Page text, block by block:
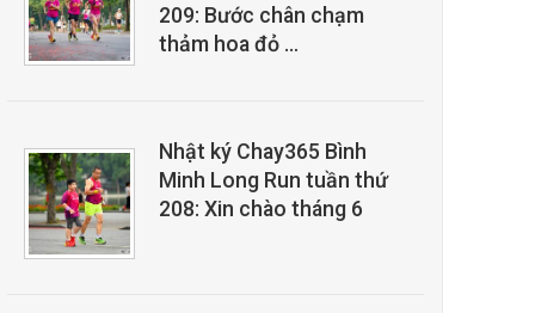
209: Bước chân chạm
thảm hoa đỏ …
Nhật ký Chay365 Bình
Minh Long Run tuần thứ
208: Xin chào tháng 6